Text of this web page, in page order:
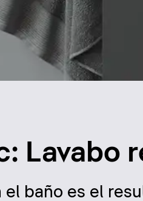
Lavabo
el baño es el